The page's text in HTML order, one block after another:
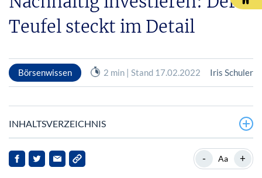
Teufel steckt im Detail
Börsenwissen 2 min | Stand 17.02.2022 Iris Schuler
INHALTSVERZEICHNIS
ESG gewinnt an Bedeutung
- Aa +